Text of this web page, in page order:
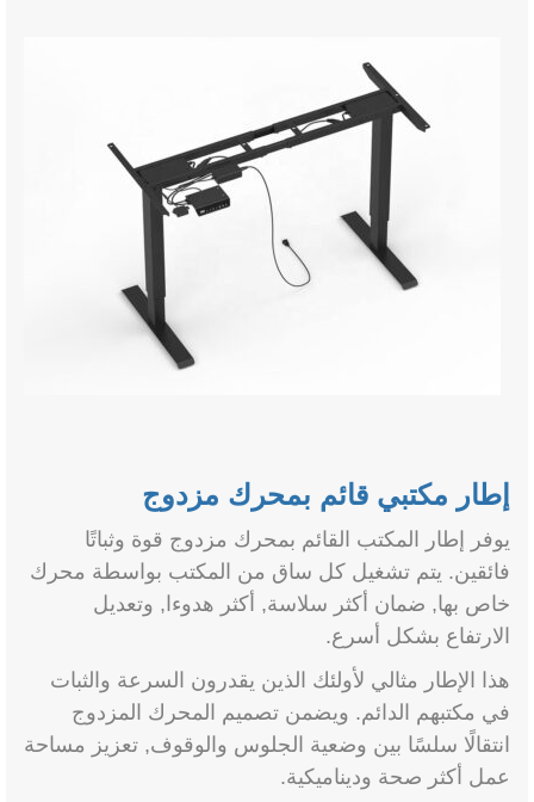
إطار مكتبي قائم بمحرك مزدوج
يوفر إطار المكتب القائم بمحرك مزدوج قوة وثباتًا
فائقين. يتم تشغيل كل ساق من المكتب بواسطة محرك
خاص بها, ضمان أكثر سلاسة, أكثر هدوءا, وتعديل
الارتفاع بشكل أسرع.
هذا الإطار مثالي لأولئك الذين يقدرون السرعة والثبات
في مكتبهم الدائم. ويضمن تصميم المحرك المزدوج
انتقالًا سلسًا بين وضعية الجلوس والوقوف, تعزيز مساحة
عمل أكثر صحة وديناميكية.